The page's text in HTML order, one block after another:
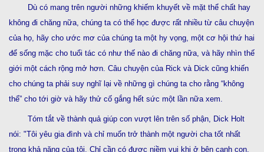
Dù có mang trên người những khiếm khuyết về mặt thể chất hay
không đi chăng nữa, chúng ta có thể học được rất nhiều từ câu chuyện
của họ, hãy cho ước mơ của chúng ta một hy vọng, một cơ hội thứ hai
để sống mặc cho tuổi tác có như thế nào đi chăng nữa, và hãy nhìn thế
giới một cách rộng mở hơn. Câu chuyện của Rick và Dick cũng khiến
cho chúng ta phải suy nghĩ lại về những gì chúng ta cho rằng “không
thể” cho tới giờ và hãy thử cố gắng hết sức một lần nữa xem.
Tóm tắt về thành quả giúp con vượt lên trên số phận, Dick Holt
nói: "Tôi yêu gia đình và chỉ muốn trở thành một người cha tốt nhất
trong khả năng của tôi. Chỉ cần có được niềm vui khi ở bên cạnh con,